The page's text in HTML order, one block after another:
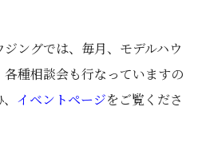
ングでは、毎月、モデルハウ
種相談会も行なっていますの
イベントページをご覧くださ